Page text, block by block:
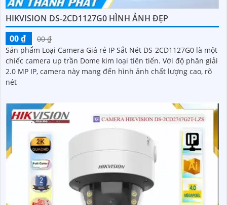
HIKVISION DS-2CD1127G0 HÌNH ẢNH ĐẸP
00 ₫
00 ₫
Sản phẩm Loại Camera Giá rẻ IP Sắt Nét DS-2CD1127G0 là một
chiếc camera up trần Dome kim loại tiên tiến. Với độ phân giải
2.0 MP IP, camera này mang đến hình ảnh chất lượng cao, rõ
nét